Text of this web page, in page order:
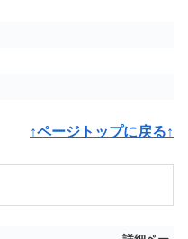
↑ページトップに戻る↑